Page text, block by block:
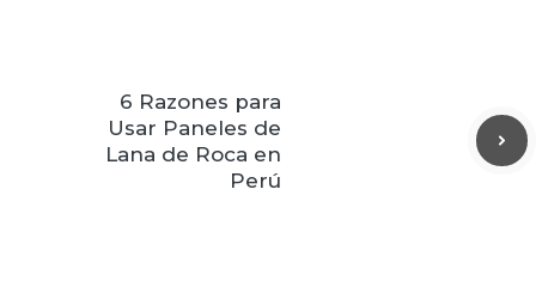
6 Razones para
Usar Paneles de
Lana de Roca en
Perú